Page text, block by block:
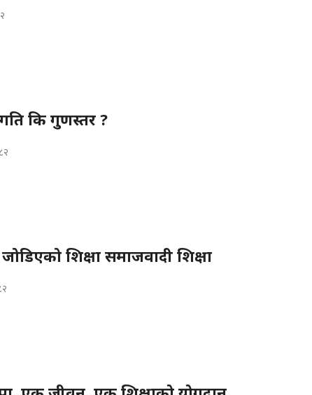
गति कि गुणस्तर ?
शिक्षा समाजवादी शिक्षा